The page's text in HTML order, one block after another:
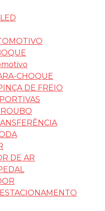
CHOQUE
DE FREIO
DE AR